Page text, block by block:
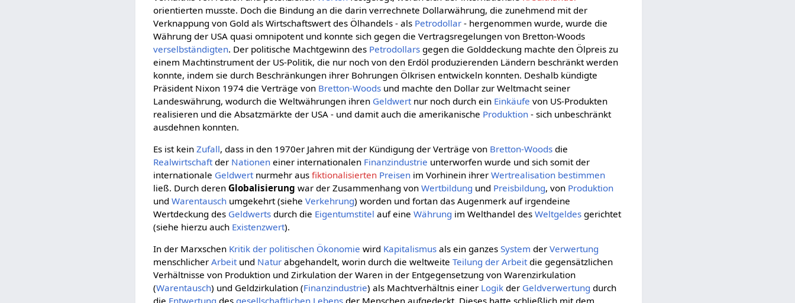
orientierten musste. Doch die Bindung an die darin verrechnete Dollarwährung, die zunehmend mit der
Verknappung von Gold als Wirtschaftswert des Ölhandels - als Petrodollar - hergenommen wurde, wurde die
Währung der USA quasi omnipotent und konnte sich gegen die Vertragsregelungen von Bretton-Woods
verselbständigten. Der politische Machtgewinn des Petrodollars gegen die Golddeckung machte den Ölpreis zu
einem Machtinstrument der US-Politik, die nur noch von den Erdöl produzierenden Ländern beschränkt werden
konnte, indem sie durch Beschränkungen ihrer Bohrungen Ölkrisen entwickeln konnten. Deshalb kündigte
Präsident Nixon 1974 die Verträge von Bretton-Woods und machte den Dollar zur Weltmacht seiner
Landeswährung, wodurch die Weltwährungen ihren Geldwert nur noch durch ein Einkäufe von US-Produkten
realisieren und die Absatzmärkte der USA - und damit auch die amerikanische Produktion - sich unbeschränkt
ausdehnen konnten.
Es ist keinZufall, dass in den 1970er Jahren mit der Kündigung der Verträge von Bretton-Woods die
Realwirtschaftder Nationen einer internationalen Finanzindustrie unterworfen wurde und sich somit der
internationale Geldwertnurmehr ausfiktionalisierten Preisen im Vorhinein ihrerWertrealisation bestimmen
ließ. Durch derenGlobalisierung war der Zusammenhang vonWertbildung und Preisbildung, von Produktion
undWarentausch umgekehrt (sieheVerkehrung) worden und fortan das Augenmerk auf irgendeine
Wertdeckung des Geldwerts durch die Eigentumstitel auf eineWährung im Welthandel desWeltgeldes gerichtet
(siehe hierzu auch Existenzwert).
In der Marxschen Kritik der politischen Ökonomie wird Kapitalismus als ein ganzesSystem derVerwertung
menschlicherArbeitund Natur abgehandelt, worin durch die weltweiteTeilung der Arbeitdie gegensätzlichen
Verhältnisse von Produktion und Zirkulation der Waren in der Entgegensetzung von Warenzirkulation
(Warentausch) und Geldzirkulation (Finanzindustrie) als Machtverhältnis einer Logik der Geldverwertung durch